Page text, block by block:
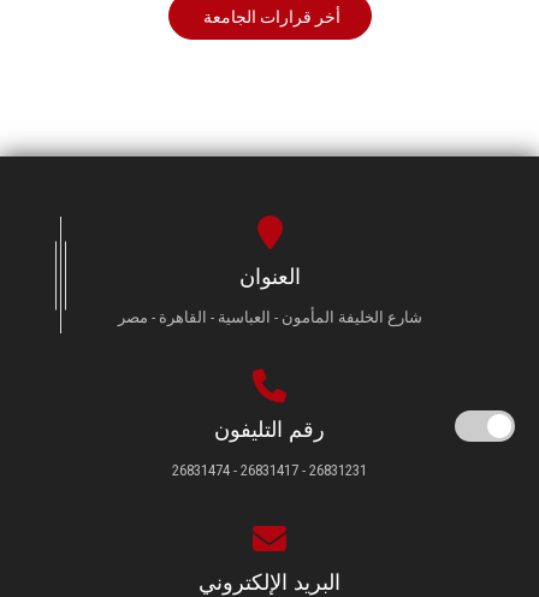
أخر قرارات الجامعة
العنوان
شارع الخليفة المأمون - العباسية - القاهرة - مصر
رقم التليفون
26831231 - 26831417 - 26831474
البريد الإلكتروني